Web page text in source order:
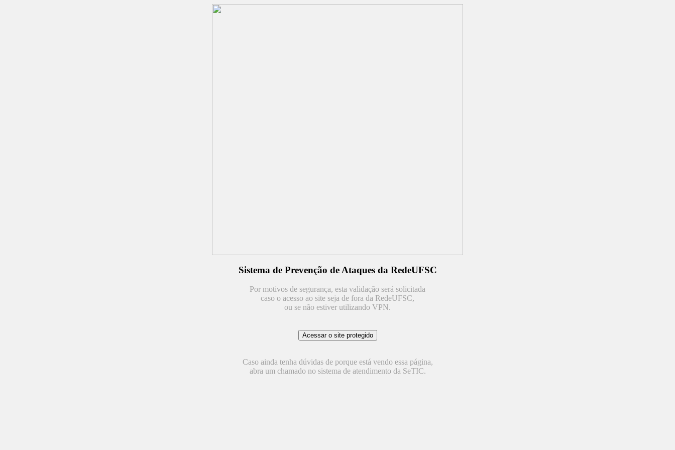
Sistema de Prevenção de Ataques da RedeUFSC
Por motivos de segurança, esta validação será solicitada
caso o acesso ao site seja de fora da RedeUFSC,
ou se não estiver utilizando VPN.
Caso ainda tenha dúvidas de porque está vendo essa página,
abra um chamado no sistema de atendimento da SeTIC.